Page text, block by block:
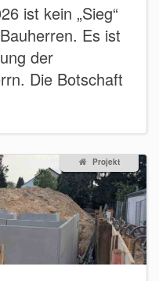
ist kein „Sieg“
Es ist
der
Die Botschaft
Projekt